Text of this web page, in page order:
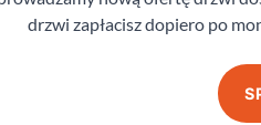
z pomocy
drzwi zapłacisz dopiero po